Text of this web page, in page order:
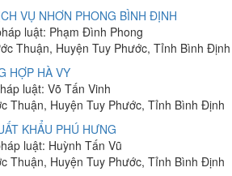
VỤ NHƠN PHONG BÌNH ĐỊNH
luật: Phạm Đình Phong
Thuận, Huyện Tuy Phước, Tỉnh Bình Định
HỢP HÀ VY
luật: Võ Tấn Vinh
Thuận, Huyện Tuy Phước, Tỉnh Bình Định
KHẨU PHÚ HƯNG
luật: Huỳnh Tấn Vũ
Thuận, Huyện Tuy Phước, Tỉnh Bình Định